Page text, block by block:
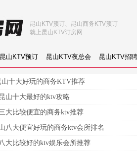
昆山KTV预订 昆山KTV夜总会 昆山KTV招聘
昆山KTV预订、昆山商务KTV预订
就上昆山KTV订房网
十大好玩的商务KTV推荐
山十大最好的ktv攻略
大比较便宜的商务ktv推荐
八大便宜好玩的商务ktv会所排名
大比较好的ktv娱乐会所推荐